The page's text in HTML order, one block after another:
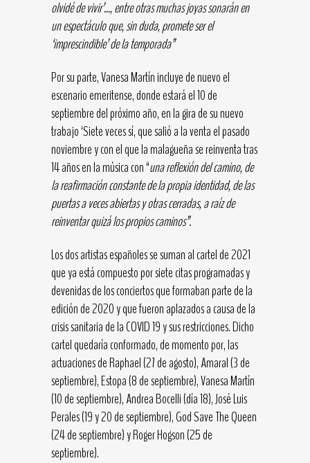
olvidé de vivir’…, entre otras muchas joyas sonarán en
un espectáculo que, sin duda, promete ser el
‘imprescindible’ de la temporada”
Por su parte, Vanesa Martín incluye de nuevo el
escenario emeritense, donde estará el 10 de
septiembre del próximo año, en la gira de su nuevo
trabajo ‘Siete veces sí, que salió a la venta el pasado
noviembre y con el que la malagueña se reinventa tras
14 años en la música con “una reflexión del camino, de
la reafirmación constante de la propia identidad, de las
puertas a veces abiertas y otras cerradas, a raíz de
reinventar quizá los propios caminos”.
Los dos artistas españoles se suman al cartel de 2021
que ya está compuesto por siete citas programadas y
devenidas de los conciertos que formaban parte de la
edición de 2020 y que fueron aplazados a causa de la
crisis sanitaria de la COVID 19 y sus restricciones. Dicho
cartel quedaría conformado, de momento por, las
actuaciones de Raphael (27 de agosto), Amaral (3 de
septiembre), Estopa (8 de septiembre), Vanesa Martín
(10 de septiembre), Andrea Bocelli (día 18), José Luis
Perales (19 y 20 de septiembre), God Save The Queen
(24 de septiembre) y Roger Hogson (25 de
septiembre).